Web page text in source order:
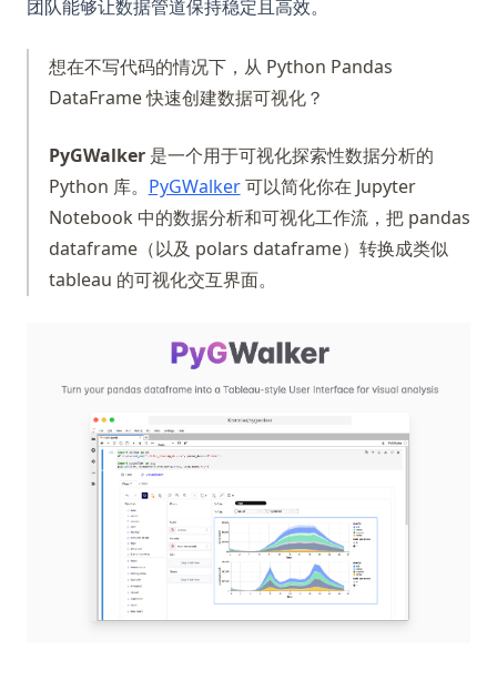
团队能够让数据管道保持稳定且高效。
想在不写代码的情况下，从 Python Pandas
DataFrame 快速创建数据可视化？
PyGWalker是一个用于可视化探索性数据分析的
Python 库。 PyGWalker(opens in a new tab)
可以简化你在 Jupyter
Notebook 中的数据分析和可视化工作流，把 pandas
dataframe（以及 polars dataframe）转换成类似
tableau 的可视化交互界面。